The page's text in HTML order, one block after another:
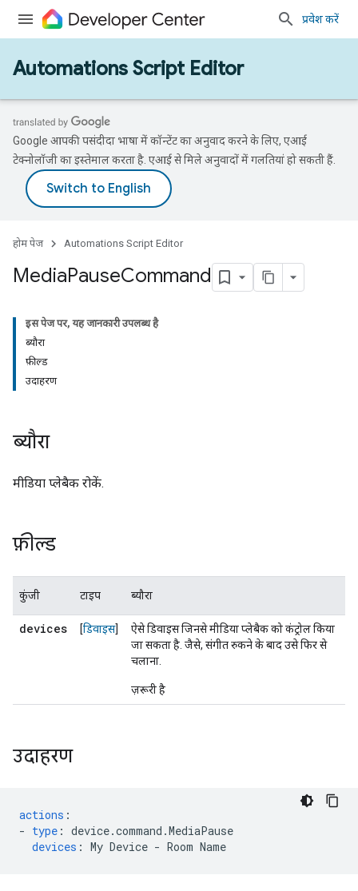
प्रवेश करें
Automations Script Editor
Google आपकी पसंदीदा भाषा में कॉन्टेंट का अनुवाद करने के लिए, एआई
टेक्नोलॉजी का इस्तेमाल करता है. एआई से मिले अनुवादों में गलतियां हो सकती हैं.
होम पेज Automations Script Editor
MediaPauseCommand
इस पेज पर, यह जानकारी उपलब्ध है
ब्यौरा
फ़ील्ड
उदाहरण
ब्यौरा
मीडिया प्लेबैक रोकें.
फ़ील्ड
कुंजी टाइप ब्यौरा
devices [डिवाइस]
ऐसे डिवाइस जिनसे मीडिया प्लेबैक को कंट्रोल किया
जा सकता है. जैसे, संगीत रुकने के बाद उसे फिर से
चलाना.
ज़रूरी है
उदाहरण
actions :
- type : device.command.MediaPause
devices : My Device - Room Name